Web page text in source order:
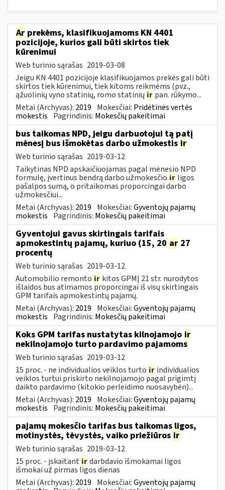
Ar prekėms, klasifikuojamoms KN 4401
pozicijoje, kurios gali būti skirtos tiek
kūrenimui
Web turinio sąrašas 2019-03-08
Jeigu KN 4401 pozicijoje klasifikuojamos prekės gali būti
skirtos tiek kūrenimui, tiek kitoms reikmėms (pvz.,
ąžuolinių vyno statinių, romo statinių ir pan. rūkymo...
Metai (Archyvas): 2019 Mokesčiai: Pridėtinės vertės
mokestis Pagrindinis: Mokesčių pakeitimai
bus taikomas NPD, jeigu darbuotojui tą patį
mėnesį bus išmokėtas darbo užmokestis ir
Web turinio sąrašas 2019-03-12
Taikytinas NPD apskaičiuojamas pagal mėnesio NPD
formulę, įvertinus bendrą darbo užmokesčio ir ligos
pašalpos sumą, o pritaikomas proporcingai darbo
užmokesčiui...
Metai (Archyvas): 2019 Mokesčiai:Gyventojų pajamų
mokestis Pagrindinis: Mokesčių pakeitimai
Gyventojui gavus skirtingais tarifais
apmokestintų pajamų, kuriuo (15, 20 ar 27
procentų
Web turinio sąrašas 2019-03-12
Automobilio remonto ir kitos GPMĮ 21 str. nurodytos
išlaidos bus atimamos proporcingai iš visų skirtingais
GPM tarifais apmokestintų pajamų.
Metai (Archyvas): 2019 Mokesčiai:Gyventojų pajamų
mokestis Pagrindinis: Mokesčių pakeitimai
Koks GPM tarifas nustatytas kilnojamojo ir
nekilnojamojo turto pardavimo pajamoms
Web turinio sąrašas 2019-03-12
15 proc. - ne individualios veiklos turto ir individualios
veiklos turtui priskirto nekilnojamojo pagal prigimtį
daikto pardavimo (kitokio perleidimo nuosavybėn)...
Metai (Archyvas): 2019 Mokesčiai:Gyventojų pajamų
mokestis Pagrindinis: Mokesčių pakeitimai
pajamų mokesčio tarifas bus taikomas ligos,
motinystės, tėvystės, vaiko priežiūros ir
Web turinio sąrašas 2019-03-12
15 proc. - įskaitant irdarbdavio išmokamai ligos
išmokai už pirmas ligos dienas
Metai (Archyvas): 2019 Mokesčiai:Gyventojų pajamų